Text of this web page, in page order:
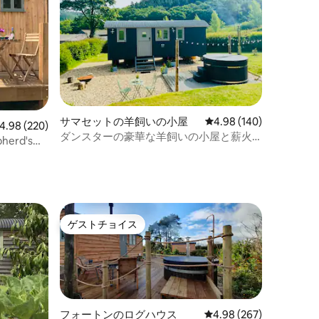
ュー220件、5つ星中4.98つ星の平均評価
4.98 (220)
サマセットの羊飼いの小屋 レビュー140件、5つ
4.98 (140)
ダンスターの豪華な羊飼いの小屋と薪火
ゲストチョイス
ゲストチョイス
フォートンのログハウス レビュー267件、5つ星
4.98 (267)